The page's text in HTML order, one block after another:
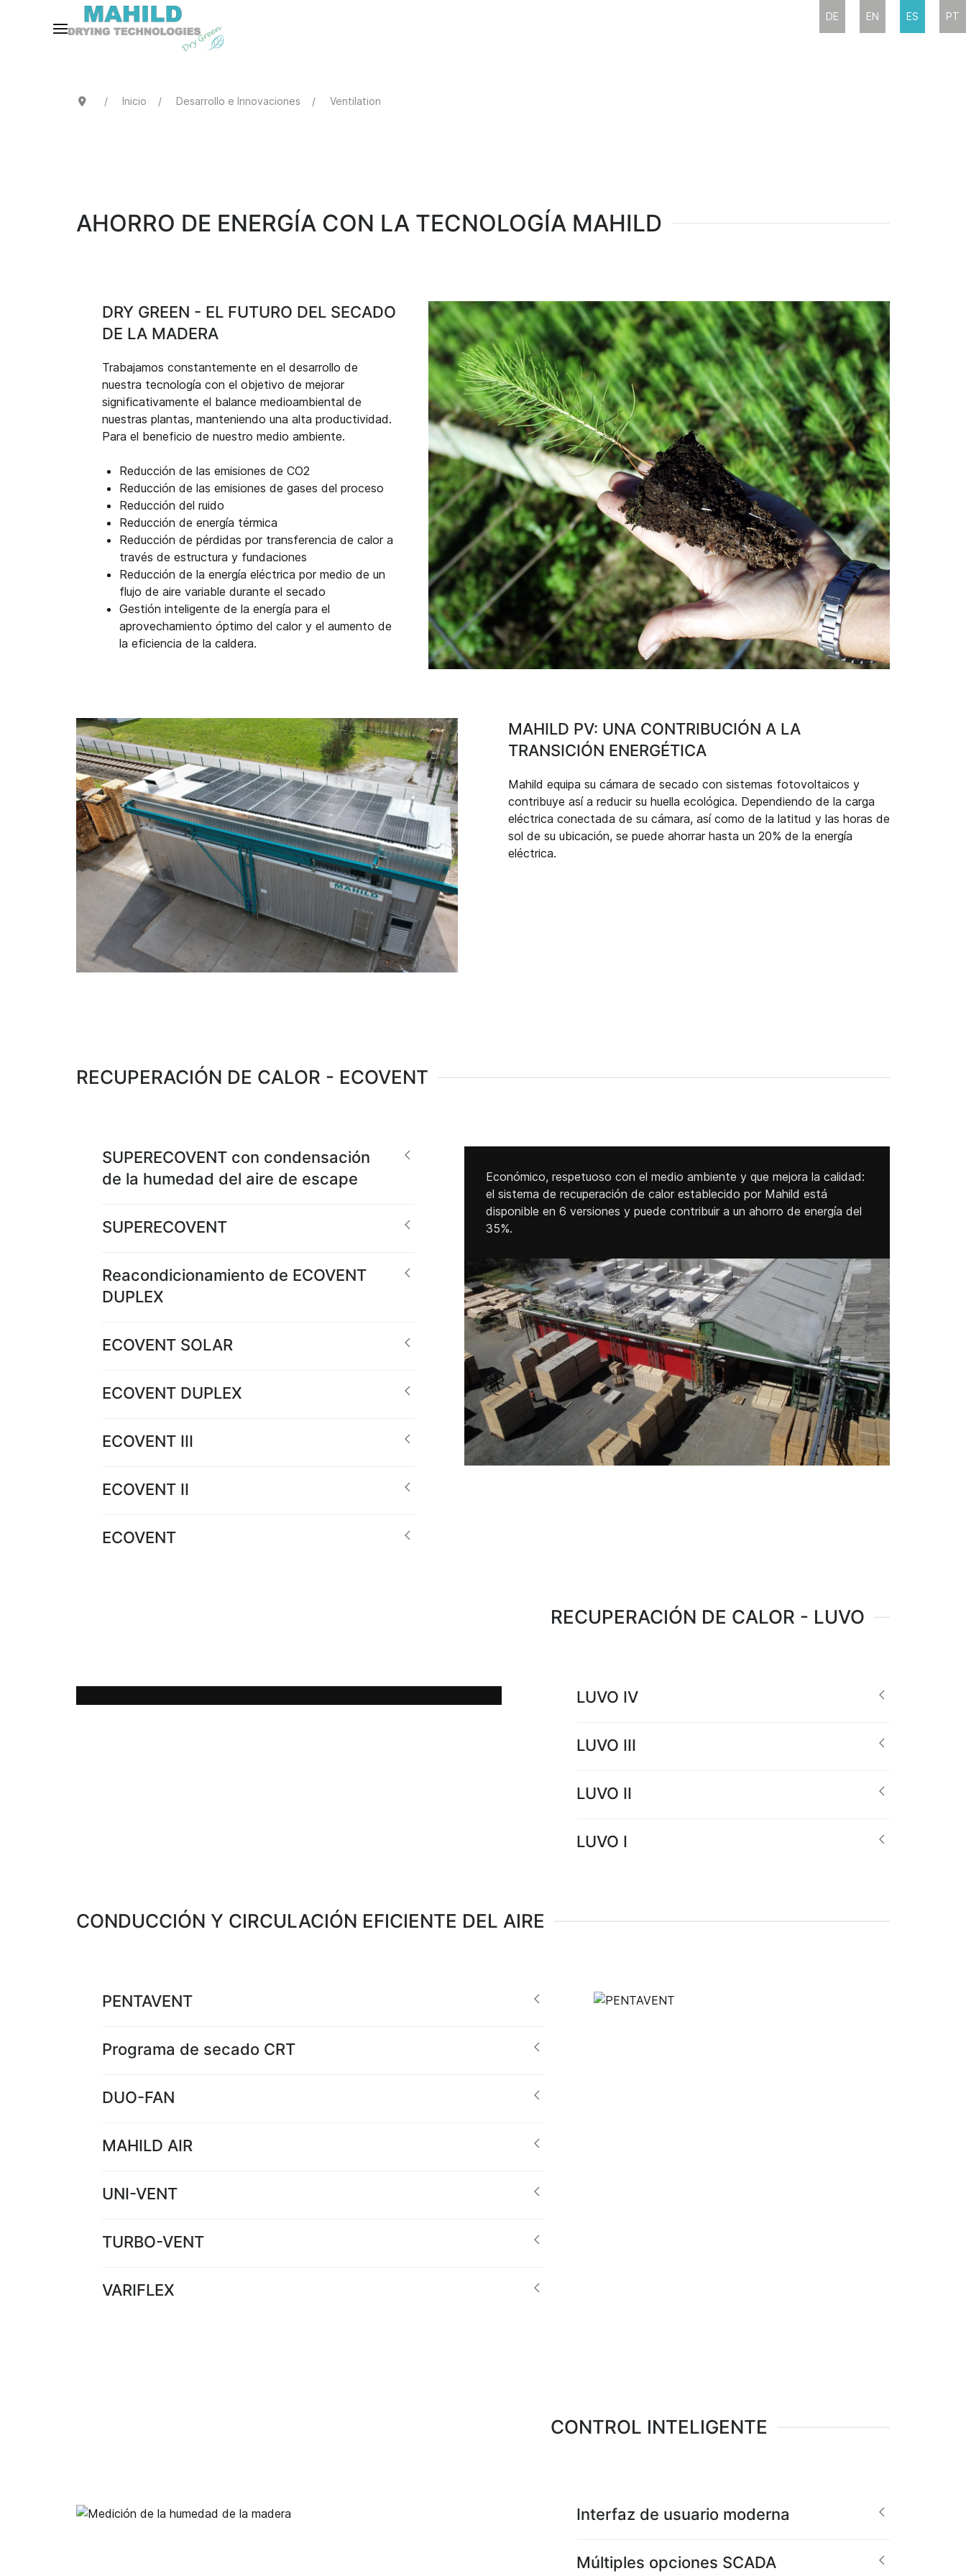
DE EN ES PT
Inicio Desarrollo e Innovaciones Ventilation
AHORRO DE ENERGÍA CON LA TECNOLOGÍA MAHILD
DRY GREEN - EL FUTURO DEL SECADO
DE LA MADERA
Trabajamos constantemente en el desarrollo de
nuestra tecnología con el objetivo de mejorar
significativamente el balance medioambiental de
nuestras plantas, manteniendo una alta productividad.
Para el beneficio de nuestro medio ambiente.
Reducción de las emisiones de CO2
Reducción de las emisiones de gases del proceso
Reducción del ruido
Reducción de energía térmica
Reducción de pérdidas por transferencia de calor a
través de estructura y fundaciones
Reducción de la energía eléctrica por medio de un
flujo de aire variable durante el secado
Gestión inteligente de la energía para el
aprovechamiento óptimo del calor y el aumento de
la eficiencia de la caldera.
MAHILD PV: UNA CONTRIBUCIÓN A LA
TRANSICIÓN ENERGÉTICA
Mahild equipa su cámara de secado con sistemas fotovoltaicos y
contribuye así a reducir su huella ecológica. Dependiendo de la carga
eléctrica conectada de su cámara, así como de la latitud y las horas de
sol de su ubicación, se puede ahorrar hasta un 20% de la energía
eléctrica.
RECUPERACIÓN DE CALOR - ECOVENT
SUPERECOVENT con condensación
de la humedad del aire de escape
SUPERECOVENT
Reacondicionamiento de ECOVENT
DUPLEX
ECOVENT SOLAR
ECOVENT DUPLEX
ECOVENT III
ECOVENT II
ECOVENT
Económico, respetuoso con el medio ambiente y que mejora la calidad:
el sistema de recuperación de calor establecido por Mahild está
disponible en 6 versiones y puede contribuir a un ahorro de energía del
35%.
RECUPERACIÓN DE CALOR - LUVO
LUVO IV
LUVO III
LUVO II
LUVO I
CONDUCCIÓN Y CIRCULACIÓN EFICIENTE DEL AIRE
PENTAVENT
Programa de secado CRT
DUO-FAN
MAHILD AIR
UNI-VENT
TURBO-VENT
VARIFLEX
CONTROL INTELIGENTE
Interfaz de usuario moderna
Múltiples opciones SCADA